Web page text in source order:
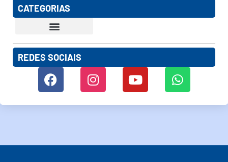
CATEGORIAS
REDES SOCIAIS